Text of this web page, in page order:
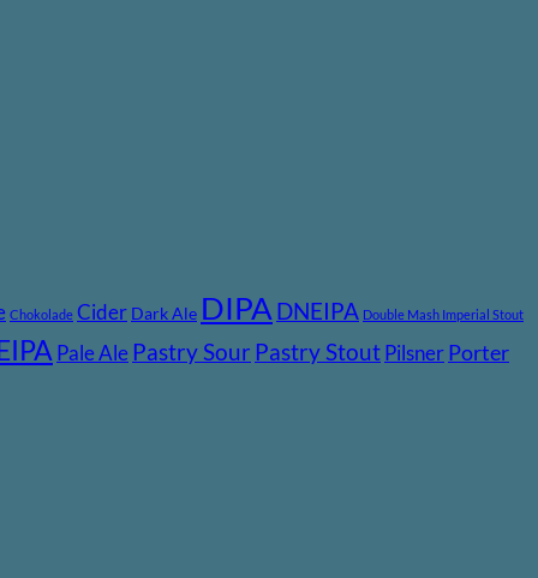
Chokolade Cider Dark Ale DIPA DNEIPA Double Mash Imperial Stout
Pale Ale Pastry Sour Pastry StoutPilsnerPorter